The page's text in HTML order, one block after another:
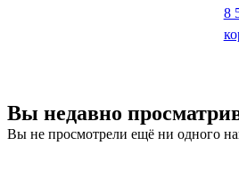
8
Вы недавно
Вы не просмотрели ещё ни одного